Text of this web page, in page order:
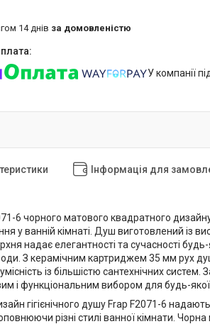
14 днів за домовленістю
У компанії
Інформація для
6 чорного матового квадратного
у ванній кімнаті. Душ виготовлений із
надає елегантності та сучасності
З керамічним картриджем 35 мм рух
із більшістю сантехнічних
і функціональним вибором для будь-якої
гігієнічного душу Frap F2071-6
різні стилі ванної кімнати.